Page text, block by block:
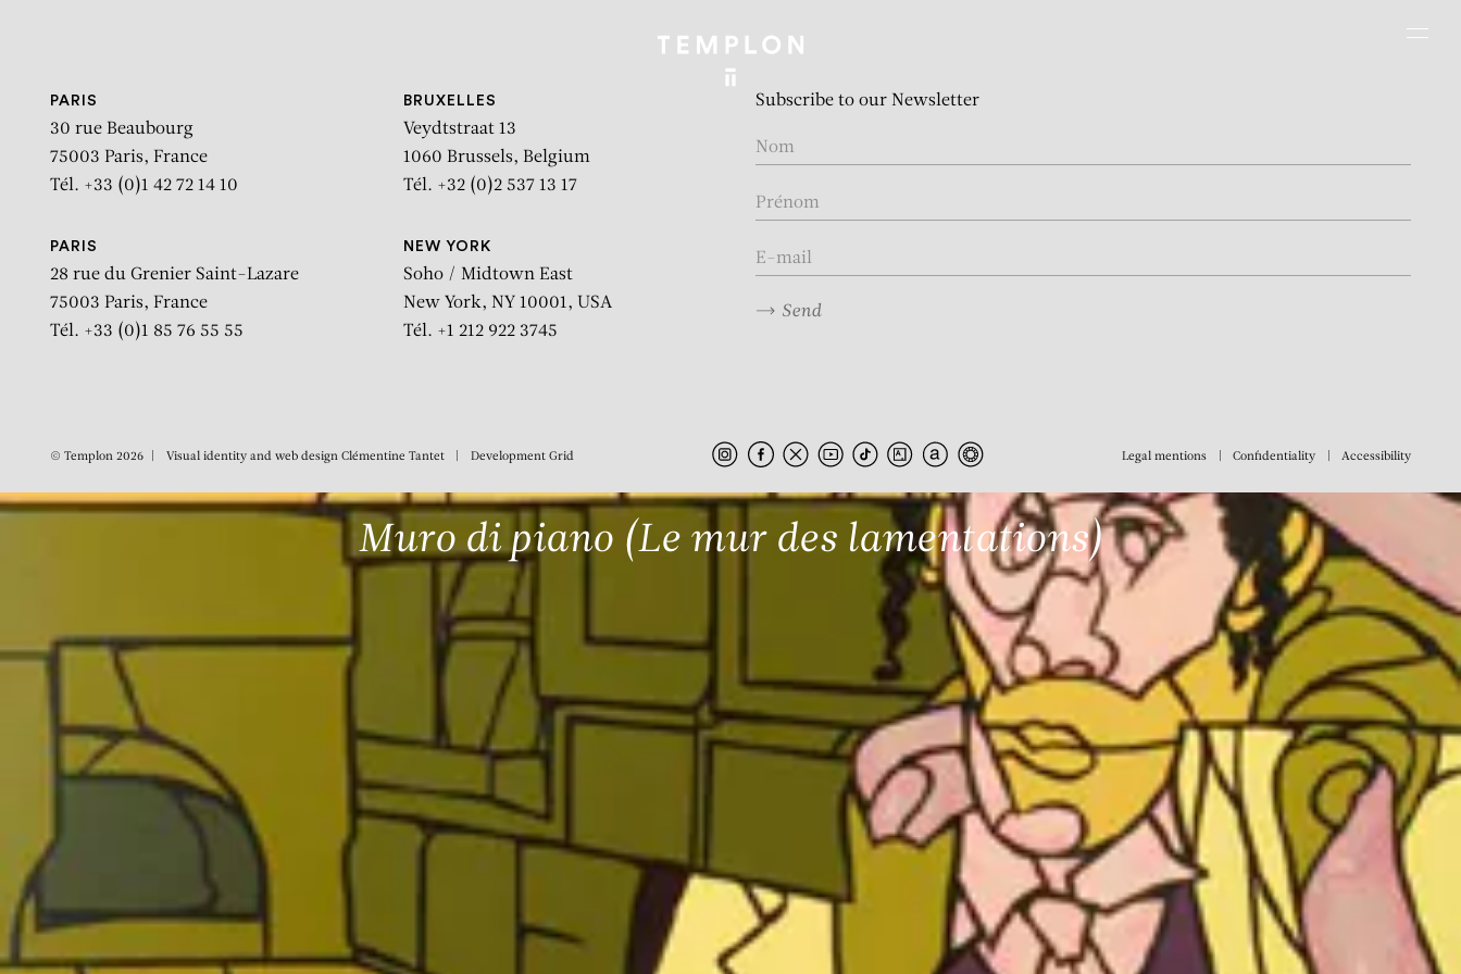
Muro di piano (Le mur des lamentations)
PARIS
30 rue Beaubourg
75003 Paris, France
Tél. +33 (0)1 42 72 14 10
BRUXELLES
Veydtstraat 13
1060 Brussels, Belgium
Tél. +32 (0)2 537 13 17
PARIS
28 rue du Grenier Saint-Lazare
75003 Paris, France
Tél. +33 (0)1 85 76 55 55
NEW YORK
Soho / Midtown East
New York, NY 10001, USA
Tél. +1 212 922 3745
Subscribe to our Newsletter
Send
© Templon 2026 Visual identity and web design Clémentine Tantet Development Grid Legal mentions Confidentiality Accessibility